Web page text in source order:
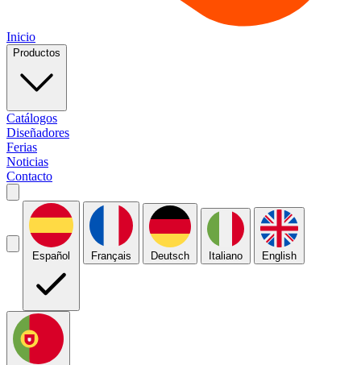
Inicio
Productos
Catálogos
Diseñadores
Ferias
Noticias
Contacto
Español Français Deutsch Italiano English